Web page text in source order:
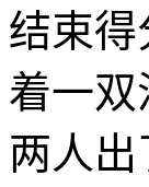
结束
着一
两人